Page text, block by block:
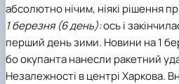
абсолютно нічим, ніякі рішення
1 березня (6 день):ось і
перший день зими. Новини на 1
бо окупанта нанесли ракетний
Незалежності в центрі Харкова.